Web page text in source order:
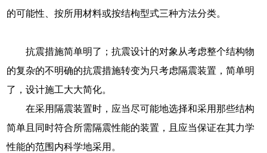
的可能性、按所用材料或按结枸型式三种方法分类。
抗震措施简单明了；抗震设计的对象从考虑整个结构物
的复杂的不明确的抗震措施转变为只考虑隔震装置，简单明
了，设计施工大大简化。
在采用隔震装置时，应当尽可能地选择和采用那些结构
简单且同时符合所需隔震性能的装置，且应当保证在其力学
性能的范围内科学地采用。